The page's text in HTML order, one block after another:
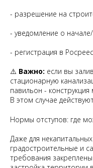
- разрешение на
- уведомление о
- регистрация в
⚠️ Важно: если вы
стационарную
павильон -
В этом случае
Нормы отступов: где
Даже для
градостроительные и
требования